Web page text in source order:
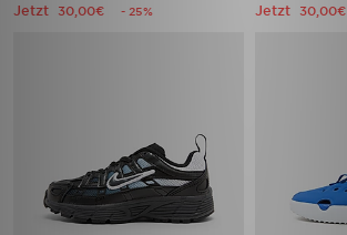
Jetzt 30,00€ - 25% Jetzt 30,00€